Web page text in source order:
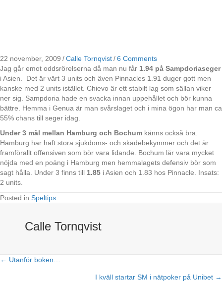
22 november, 2009 /Calle Tornqvist/6 Comments
Jag går emot oddsrörelserna då man nu får 1.94 på Sampdoriaseger
i Asien. Det är värt 3 units och även Pinnacles 1.91 duger gott men
kanske med 2 units istället. Chievo är ett stabilt lag som sällan viker
ner sig. Sampdoria hade en svacka innan uppehållet och bör kunna
bättre. Hemma i Genua är man svårslaget och i mina ögon har man ca
55% chans till seger idag.
Under 3 mål mellan Hamburg och Bochum känns också bra.
Hamburg har haft stora sjukdoms- och skadebekymmer och det är
framförallt offensiven som bör vara lidande. Bochum lär vara mycket
nöjda med en poäng i Hamburg men hemmalagets defensiv bör som
sagt hålla. Under 3 finns till 1.85 i Asien och 1.83 hos Pinnacle. Insats:
2 units.
Posted in Speltips
Calle Tornqvist
Posts
← Utanför boken…
I kväll startar SM i nätpoker på Unibet →